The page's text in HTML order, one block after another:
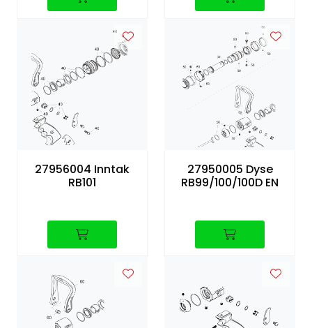
27956004 Inntak
RB101
27950005 Dyse
RB99/100/100D EN